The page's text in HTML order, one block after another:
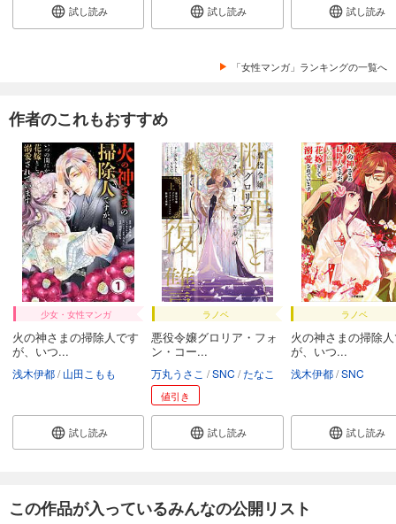
試し読み 試し読み 試し読み
「女性マンガ」ランキングの一覧へ
作者のこれもおすすめ
少女・女性マンガ
火の神さまの掃除人です
が、いつ...
浅木伊都 山田こもも
試し読み
ラノベ
悪役令嬢グロリア・フォ
ン・コー...
万丸うさこ SNC たなこ
値引き
試し読み
ラノベ
火の神さまの掃除
が、いつ...
浅木伊都 SNC
試し読み
この作品が入っているみんなの公開リスト